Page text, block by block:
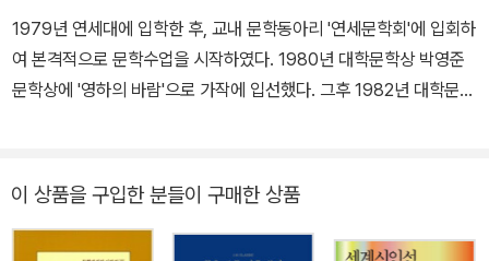
1979년 연세대에 입학한 후, 교내 문학동아리 '연세문학회'에 입회하
여 본격적으로 문학수업을 시작하였다. 1980년 대학문학상 박영준
문학상에 '영하의 바람'으로 가작에 입선했다. 그후 1982년 대학문학
시작했다. 1981년 안양의 문학동인 '수리'에 참여하여 활동하면서 시
책으로 유고시집 <입속의 검은 잎>, <짧은 여행의 기록>, 추모문집
이 상품을 구입한 분들이 구매한 상품